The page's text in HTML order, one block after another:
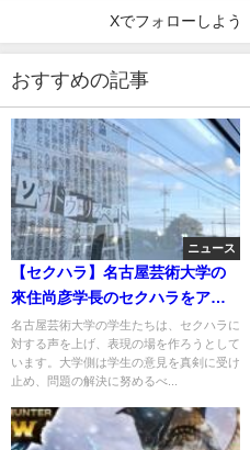
Xでフォローしよう
おすすめの記事
ニュース
【セクハラ】名古屋芸術大学の
來住尚彦学長のセクハラをアー
トで訴える学生に対し、取材拒
否。
名古屋芸術大学の学生たちは、セクハラに
対する声を上げ、表現の場を作ろうとして
います。大学側は学生の意見を真剣に受け
止め、問題の解決に努めるべ...